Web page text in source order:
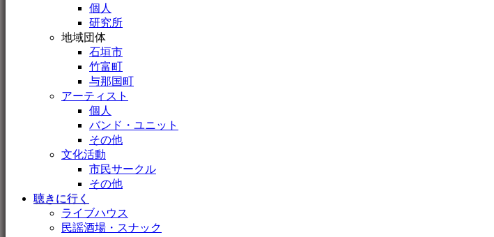
個人
研究所
地域団体
石垣市
竹富町
与那国町
アーティスト
個人
バンド・ユニット
その他
文化活動
市民サークル
その他
聴きに行く
ライブハウス
民謡酒場・スナック